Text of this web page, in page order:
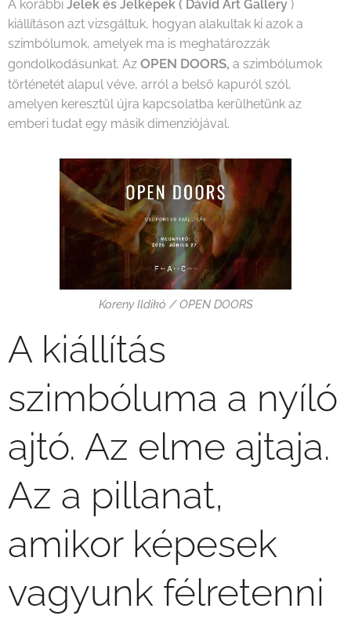
A korábbi Jelek és Jelképek ( Dávid Art Gallery )
kiállításon azt vizsgáltuk, hogyan alakultak ki azok a
szimbólumok, amelyek ma is meghatározzák
gondolkodásunkat. Az OPEN DOORS, a szimbólumok
történetét alapul véve, arról a belső kapuról szól,
amelyen keresztül újra kapcsolatba kerülhetünk az
emberi tudat egy másik dimenziójával.
Koreny Ildikó / OPEN DOORS
A kiállítás
szimbóluma a nyíló
ajtó. Az elme ajtaja.
Az a pillanat,
amikor képesek
vagyunk félretenni